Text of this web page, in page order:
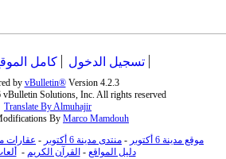
تسجيل الدخول كامل
by vBulletin®Version 4.2.3
Solutions, Inc. All rights reserved.
Translate By Almuhajir
By Marco Mamdouh
موقع مدينة 6 أكتوبر
- منتدى مدينة 6 أكتوبر - عقارات
دليل المواقع - القرآن الكريم -